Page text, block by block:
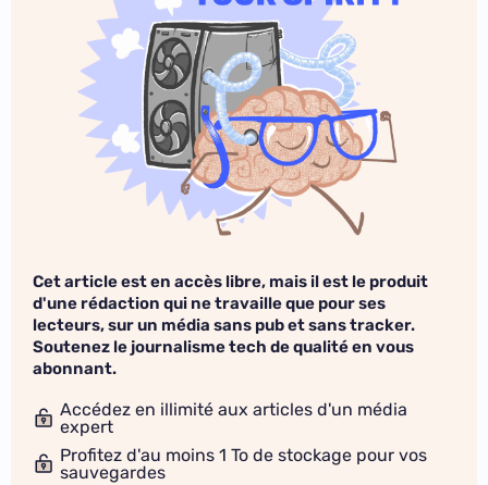
Cet article est en accès libre, mais il est le produit
d'une rédaction qui ne travaille que pour ses
lecteurs, sur un média sans pub et sans tracker.
Soutenez le journalisme tech de qualité en vous
abonnant.
Accédez en illimité aux articles d'un média
expert
Profitez d'au moins 1 To de stockage pour vos
sauvegardes